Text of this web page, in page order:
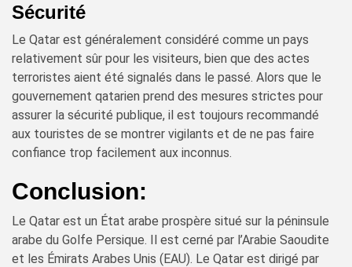
Sécurité
Le Qatar est généralement considéré comme un pays
relativement sûr pour les visiteurs, bien que des actes
terroristes aient été signalés dans le passé. Alors que le
gouvernement qatarien prend des mesures strictes pour
assurer la sécurité publique, il est toujours recommandé
aux touristes de se montrer vigilants et de ne pas faire
confiance trop facilement aux inconnus.
Conclusion:
Le Qatar est un État arabe prospère situé sur la péninsule
arabe du Golfe Persique. Il est cerné par l’Arabie Saoudite
et les Émirats Arabes Unis (EAU). Le Qatar est dirigé par